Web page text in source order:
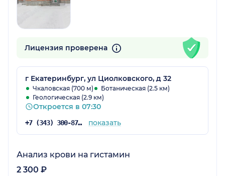
Лицензия проверена
г Екатеринбург, ул Циолковского, д 32
Чкаловская (700 м)
Ботаническая (2.5 км)
Геологическая (2.9 км)
Откроется в 07:30
+7 (343) 300-87-38 показать
Анализ крови на гистамин
2 300 ₽